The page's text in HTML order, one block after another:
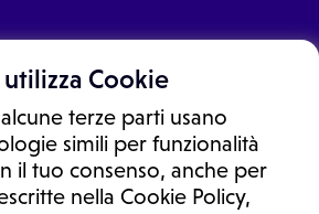
Cookie
terze parti usano
simili per funzionalità
il tuo consenso, anche per
nella Cookie Policy,
in questo sito non sono un consulto medico.
informazioni sostituiscono un consulto, una